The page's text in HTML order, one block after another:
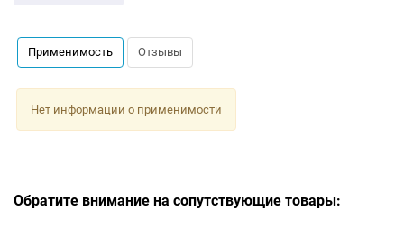
Применимость Отзывы
Нет информации о применимости
Обратите внимание на сопутствующие товары: